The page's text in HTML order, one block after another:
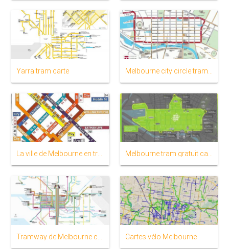
Yarra tram carte
Cartes vélo Melbourne